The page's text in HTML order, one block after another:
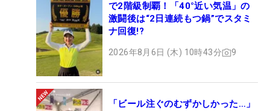
で2階級制覇！「40°近い気温」の
激闘後は“2日連続もつ鍋”でスタミ
ナ回復!?
2026年8月6日 (木) 10時43分 9
「ビール注ぐのむずかしかった…」